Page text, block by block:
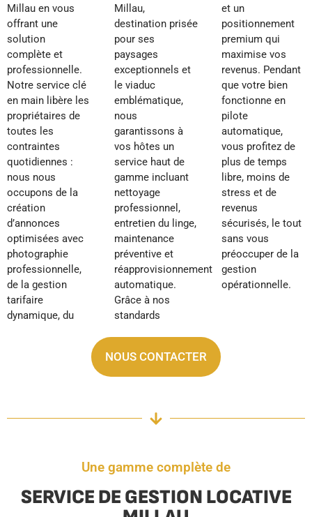
Millau en vous
offrant une
solution
complète et
professionnelle.
Notre service clé
en main libère les
propriétaires de
toutes les
contraintes
quotidiennes :
nous nous
occupons de la
création
d’annonces
optimisées avec
photographie
professionnelle,
de la gestion
tarifaire
dynamique, du
Millau,
destination prisée
pour ses
paysages
exceptionnels et
le viaduc
emblématique,
nous
garantissons à
vos hôtes un
service haut de
gamme incluant
nettoyage
professionnel,
entretien du linge,
maintenance
préventive et
réapprovisionnement
automatique.
Grâce à nos
standards
et un
positionnement
premium qui
maximise vos
revenus. Pendant
que votre bien
fonctionne en
pilote
automatique,
vous profitez de
plus de temps
libre, moins de
stress et de
revenus
sécurisés, le tout
sans vous
préoccuper de la
gestion
opérationnelle.
NOUS CONTACTER
Une gamme complète de
SERVICE DE GESTION LOCATIVE